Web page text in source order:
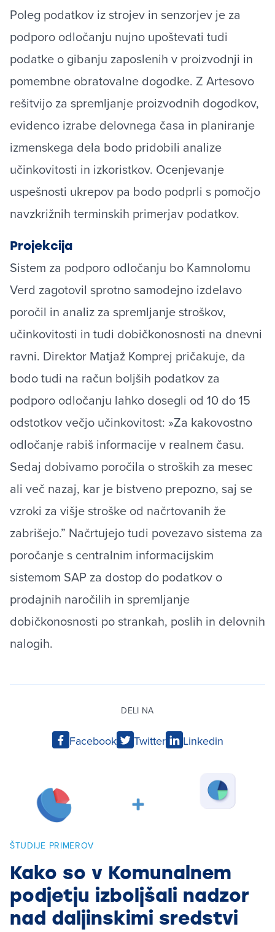
Poleg podatkov iz strojev in senzorjev je za
podporo odločanju nujno upoštevati tudi
podatke o gibanju zaposlenih v proizvodnji in
pomembne obratovalne dogodke. Z Artesovo
rešitvijo za spremljanje proizvodnih dogodkov,
evidenco izrabe delovnega časa in planiranje
izmenskega dela bodo pridobili analize
učinkovitosti in izkoristkov. Ocenjevanje
uspešnosti ukrepov pa bodo podprli s pomočjo
navzkrižnih terminskih primerjav podatkov.
Projekcija
Sistem za podporo odločanju bo Kamnolomu
Verd zagotovil sprotno samodejno izdelavo
poročil in analiz za spremljanje stroškov,
učinkovitosti in tudi dobičkonosnosti na dnevni
ravni. Direktor Matjaž Komprej pričakuje, da
bodo tudi na račun boljših podatkov za
podporo odločanju lahko dosegli od 10 do 15
odstotkov večjo učinkovitost: »Za kakovostno
odločanje rabiš informacije v realnem času.
Sedaj dobivamo poročila o stroških za mesec
ali več nazaj, kar je bistveno prepozno, saj se
vzroki za višje stroške od načrtovanih že
zabrišejo.” Načrtujejo tudi povezavo sistema za
poročanje s centralnim informacijskim
sistemom SAP za dostop do podatkov o
prodajnih naročilih in spremljanje
dobičkonosnosti po strankah, poslih in delovnih
nalogih.
DELI NA
Facebook Twitter Linkedin
ŠTUDIJE PRIMEROV
Kako so v Komunalnem
podjetju izboljšali nadzor
nad daljinskimi sredstvi